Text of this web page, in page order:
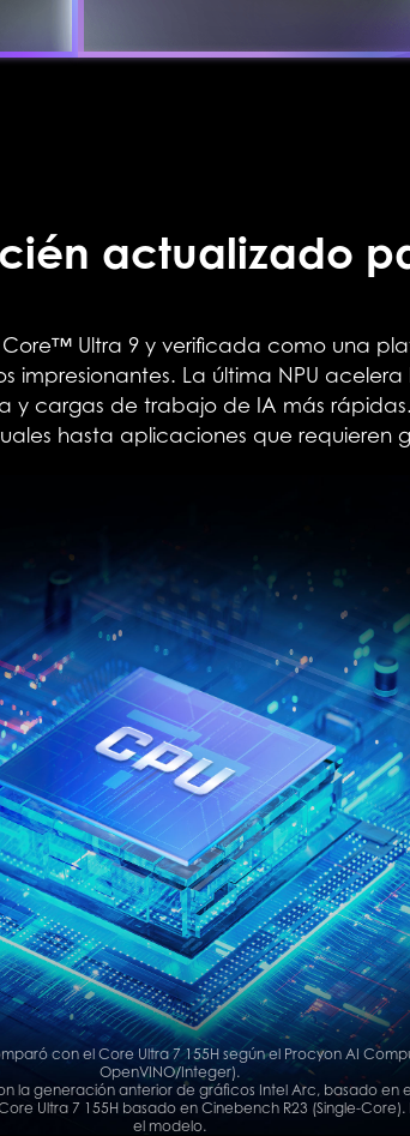
actualizado
Ultra 9 y verificada como una
La última NPU
y cargas de trabajo de IA más
hasta aplicaciones que
con el Core Ultra 7 155H según el Procyon AI
OpenVINO/Integer).
la generación anterior de gráficos Intel Arc, basado en
Ultra 7 155H basado en Cinebench R23 (Single-
el modelo.